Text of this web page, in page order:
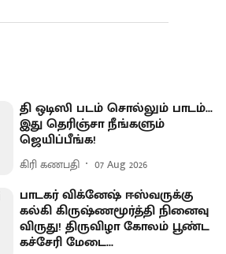
தி ஒடிஸி படம் சொல்லும் பாடம்...
இது தெரிஞ்சா நீங்களும்
ஜெயிப்பீங்க!
கிரி கணபதி 07 Aug 2026
பாடகர் விக்னேஷ் ஈஸ்வருக்கு
கல்கி கிருஷ்ணமூர்த்தி நினைவு
விருது! திருவிழா கோலம் பூண்ட
கச்சேரி மேடை...